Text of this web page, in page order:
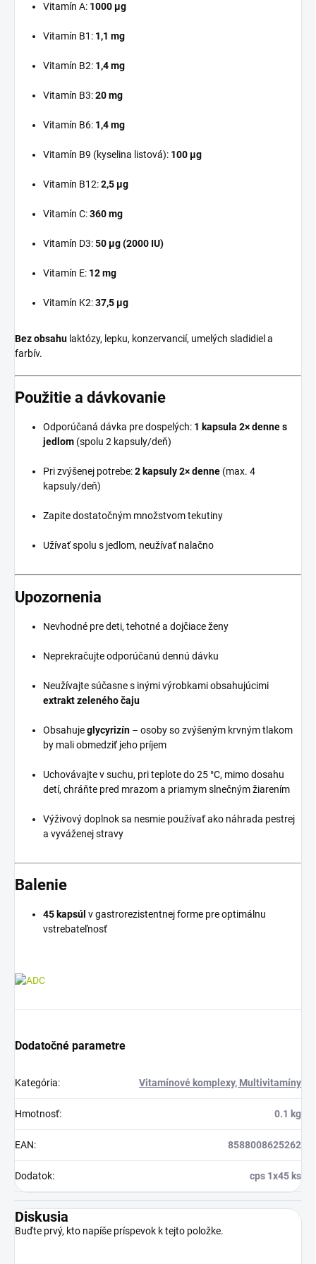
Vitamín A: 1000 μg
Vitamín B1: 1,1 mg
Vitamín B2: 1,4 mg
Vitamín B3:20 mg
Vitamín B6: 1,4 mg
Vitamín B9 (kyselina listová): 100 μg
Vitamín B12:2,5 μg
Vitamín C:360 mg
Vitamín D3:50 μg (2000 IU)
Vitamín E: 12 mg
Vitamín K2:37,5 μg
Bez obsahu laktózy, lepku, konzervancií, umelých sladidiel a
farbív.
Použitie a dávkovanie
Odporúčaná dávka pre dospelých: 1 kapsula 2× denne s
jedlom (spolu 2 kapsuly/deň)
Pri zvýšenej potrebe:2 kapsuly 2× denne (max. 4
kapsuly/deň)
Zapite dostatočným množstvom tekutiny
Užívať spolu s jedlom, neužívať nalačno
Upozornenia
Nevhodné pre deti, tehotné a dojčiace ženy
Neprekračujte odporúčanú dennú dávku
Neužívajte súčasne s inými výrobkami obsahujúcimi
extrakt zeleného čaju
Obsahujeglycyrizín – osoby so zvýšeným krvným tlakom
by mali obmedziť jeho príjem
Uchovávajte v suchu, pri teplote do 25 °C, mimo dosahu
detí, chráňte pred mrazom a priamym slnečným žiarením
Výživový doplnok sa nesmie používať ako náhrada pestrej
a vyváženej stravy
Balenie
45 kapsúl v gastrorezistentnej forme pre optimálnu
vstrebateľnosť
Dodatočné parametre
Kategória: Vitamínové komplexy, Multivitamíny
Hmotnosť: 0.1 kg
EAN: 8588008625262
Dodatok: cps 1x45 ks
Diskusia
Buďte prvý, kto napíše príspevok k tejto položke.